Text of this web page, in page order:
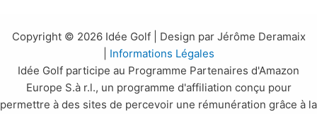
Copyright © 2026 Idée Golf | Design par Jérôme Deramaix
Informations Légales
Idée Golf participe au Programme Partenaires d'Amazon
Europe S.à r.l., un programme d'affiliation conçu pour
permettre à des sites de percevoir une rémunération grâce à la